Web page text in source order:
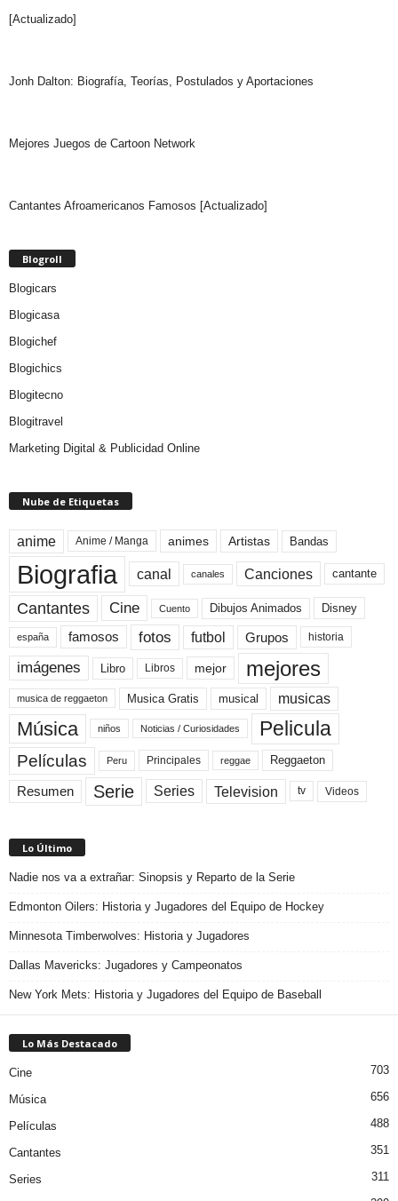
[Actualizado]
Jonh Dalton: Biografía, Teorías, Postulados y Aportaciones
Mejores Juegos de Cartoon Network
Cantantes Afroamericanos Famosos [Actualizado]
Blogroll
Blogicars
Blogicasa
Blogichef
Blogichics
Blogitecno
Blogitravel
Marketing Digital & Publicidad Online
Nube de Etiquetas
anime Anime / Manga animes Artistas Bandas
Biografia canal canales Canciones cantante
Cantantes Cine Cuento Dibujos Animados Disney
españa famosos fotos futbol Grupos historia
imágenes Libro Libros mejor mejores
musica de reggaeton Musica Gratis musical musicas
Música niños Noticias / Curiosidades Pelicula
Películas Peru Principales reggae Reggaeton
Resumen Serie Series Television tv Videos
Lo Último
Nadie nos va a extrañar: Sinopsis y Reparto de la Serie
Edmonton Oilers: Historia y Jugadores del Equipo de Hockey
Minnesota Timberwolves: Historia y Jugadores
Dallas Mavericks: Jugadores y Campeonatos
New York Mets: Historia y Jugadores del Equipo de Baseball
Lo Más Destacado
Cine 703
Música 656
Películas 488
Cantantes 351
Series 311